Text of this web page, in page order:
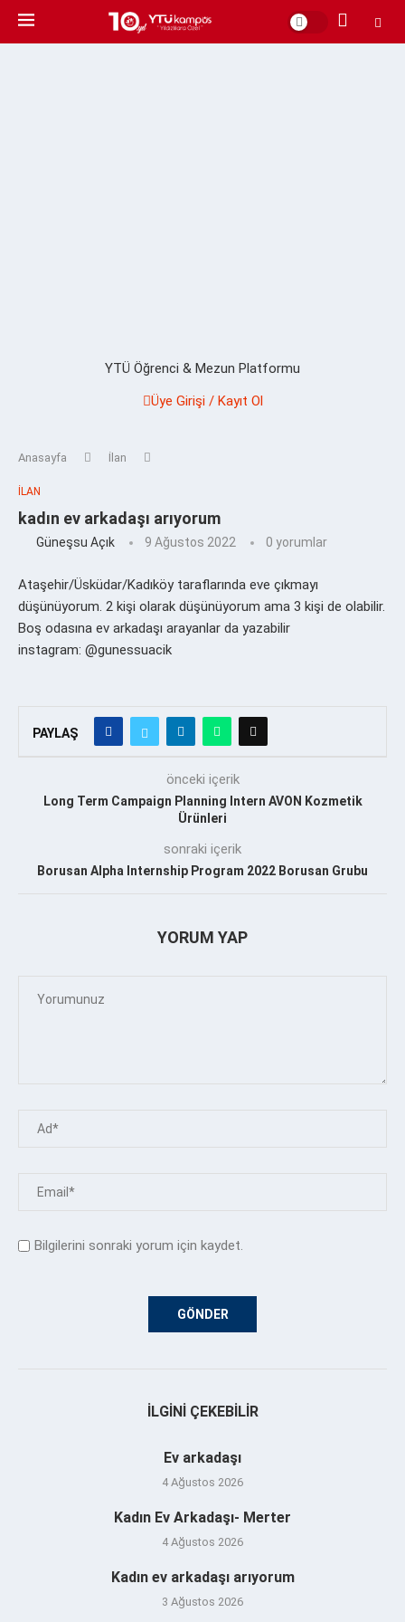
YTÜ Öğrenci & Mezun Platformu
Üye Girişi / Kayıt Ol
Anasayfa İlan
İLAN
kadın ev arkadaşı arıyorum
Güneşsu Açık 9 Ağustos 2022 0 yorumlar
Ataşehir/Üsküdar/Kadıköy taraflarında eve çıkmayı
düşünüyorum. 2 kişi olarak düşünüyorum ama 3 kişi de olabilir.
Boş odasına ev arkadaşı arayanlar da yazabilir
instagram: @gunessuacik
PAYLAŞ
önceki içerik
Long Term Campaign Planning Intern AVON Kozmetik
Ürünleri
sonraki içerik
Borusan Alpha Internship Program 2022 Borusan Grubu
YORUM YAP
Bilgilerini sonraki yorum için kaydet.
İLGINI ÇEKEBILIR
Ev arkadaşı
4 Ağustos 2026
Kadın Ev Arkadaşı- Merter
4 Ağustos 2026
Kadın ev arkadaşı arıyorum
3 Ağustos 2026